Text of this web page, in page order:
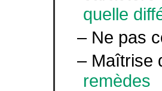
quelle
– Ne pas
– Maîtrise
remèdes